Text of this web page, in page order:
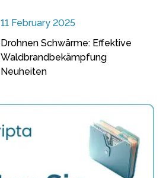
11 February 2025
Drohnen Schwärme: Effektive
Waldbrandbekämpfung
Neuheiten